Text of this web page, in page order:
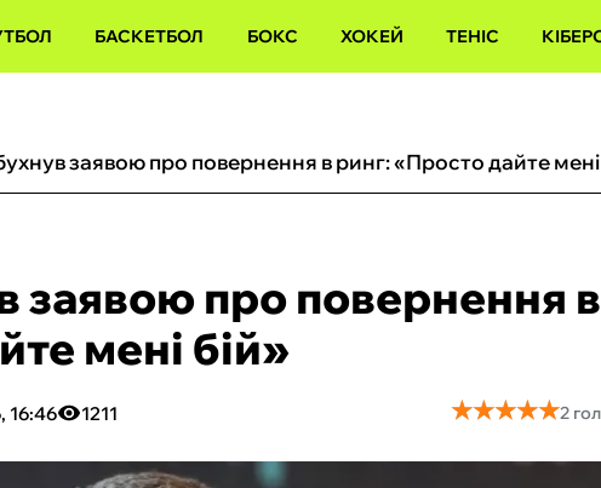
БАСКЕТБОЛ БОКС ХОКЕЙ ТЕНІС
заявою про повернення в
мені бій»
16:46 1211 ★★★★★
★★★★★2